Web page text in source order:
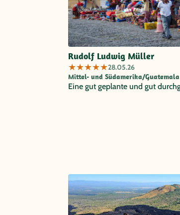
Rudolf Ludwig Müller
★★★★★28.05.26
Mittel- und Südamerika/Guatemala
Eine gut geplante und gut